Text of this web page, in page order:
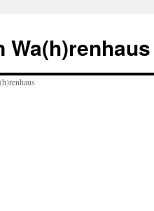
Wa(h)renhaus